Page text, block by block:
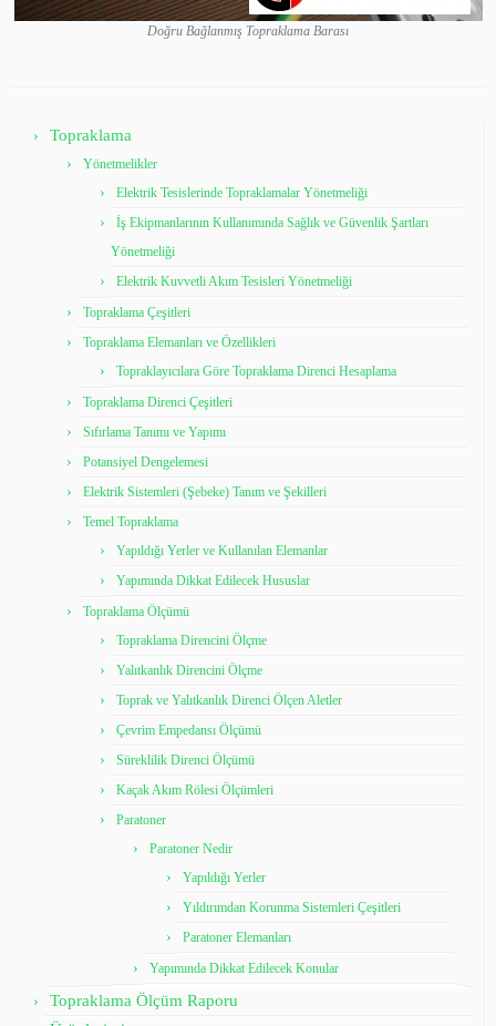
Doğru Bağlanmış Topraklama Barası
Topraklama
Yönetmelikler
Elektrik Tesislerinde Topraklamalar Yönetmeliği
İş Ekipmanlarının Kullanımında Sağlık ve Güvenlik Şartları
Yönetmeliği
Elektrik Kuvvetli Akım Tesisleri Yönetmeliği
Topraklama Çeşitleri
Topraklama Elemanları ve Özellikleri
Topraklayıcılara Göre Topraklama Direnci Hesaplama
Topraklama Direnci Çeşitleri
Sıfırlama Tanımı ve Yapımı
Potansiyel Dengelemesi
Elektrik Sistemleri (Şebeke) Tanım ve Şekilleri
Temel Topraklama
Yapıldığı Yerler ve Kullanılan Elemanlar
Yapımında Dikkat Edilecek Hususlar
Topraklama Ölçümü
Topraklama Direncini Ölçme
Yalıtkanlık Direncini Ölçme
Toprak ve Yalıtkanlık Direnci Ölçen Aletler
Çevrim Empedansı Ölçümü
Süreklilik Direnci Ölçümü
Kaçak Akım Rölesi Ölçümleri
Paratoner
Paratoner Nedir
Yapıldığı Yerler
Yıldırımdan Korunma Sistemleri Çeşitleri
Paratoner Elemanları
Yapımında Dikkat Edilecek Konular
Topraklama Ölçüm Raporu